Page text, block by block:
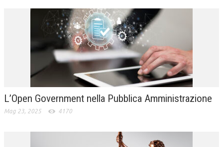
DIRITTO DEL WEB
DIRITTO DELLE IMPRESE IN CRISI
CRIMINOLOGIA E CRIMINALISTICA
SICUREZZA SUL LAVORO
DIRITTO TRIBUTARIO
L’Open Government nella Pubblica Amministrazione
Mag 23, 2025 4170